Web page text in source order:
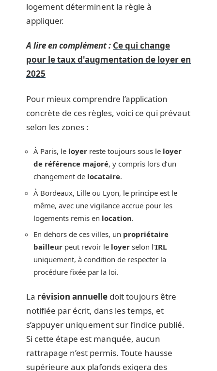
logement déterminent la règle à
appliquer.
A lire en complément : Ce qui change
pour le taux d'augmentation de loyer en
2025
Pour mieux comprendre l’application
concrète de ces règles, voici ce qui prévaut
selon les zones :
À Paris, le loyer reste toujours sous le loyer
de référence majoré, y compris lors d’un
changement de locataire.
À Bordeaux, Lille ou Lyon, le principe est le
même, avec une vigilance accrue pour les
logements remis en location.
En dehors de ces villes, un propriétaire
bailleur peut revoir le loyer selon l’IRL
uniquement, à condition de respecter la
procédure fixée par la loi.
La révision annuelle doit toujours être
notifiée par écrit, dans les temps, et
s’appuyer uniquement sur l’indice publié.
Si cette étape est manquée, aucun
rattrapage n’est permis. Toute hausse
supérieure aux plafonds exigera des